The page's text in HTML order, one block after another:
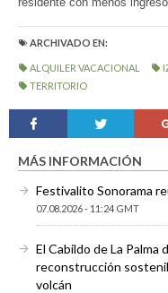
ARCHIVADO EN:
ALQUILER VACACIONAL
TERRITORIO
MÁS INFORMACIÓN
Festivalito Sonorama
07.08.2026 - 11:24 GMT
El Cabildo de La Palma
reconstrucción
volcán